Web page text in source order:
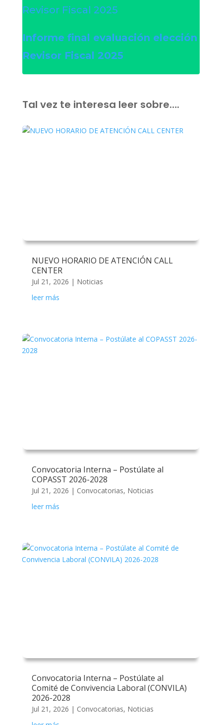
Revisor Fiscal 2025
Informe final evaluación elección
Revisor Fiscal 2025
Tal vez te interesa leer sobre….
NUEVO HORARIO DE ATENCIÓN CALL
CENTER
Jul 21, 2026 | Noticias
leer más
Convocatoria Interna – Postúlate al
COPASST 2026-2028
Jul 21, 2026 | Convocatorias, Noticias
leer más
Convocatoria Interna – Postúlate al
Comité de Convivencia Laboral (CONVILA)
2026-2028
Jul 21, 2026 | Convocatorias, Noticias